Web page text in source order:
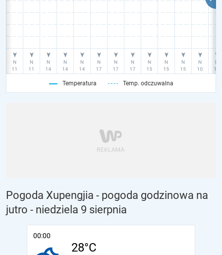
Temperatura Temp. odczuwalna
Pogoda Xupengjia - pogoda godzinowa na
jutro - niedziela 9 sierpnia
00:00
28°C